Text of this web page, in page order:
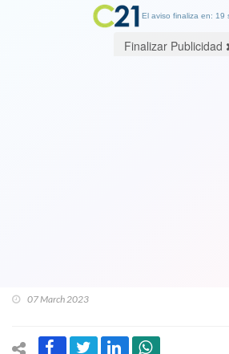
07 March 2023
El aviso finaliza en: 19
Finalizar Publicidad